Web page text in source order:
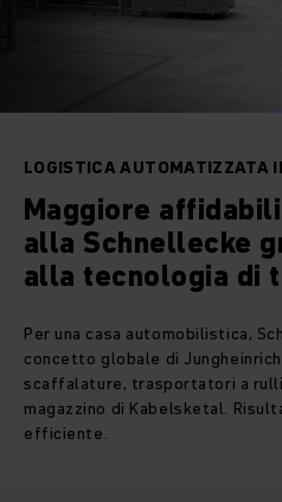
LOGISTICA AUTOMATIZZATA
Maggiore
alla Schnellecke
alla tecnologia di
Per una casa automobilistica,
concetto globale di
scaffalature, trasportatori a
magazzino di Kabelsketal.
efficiente.